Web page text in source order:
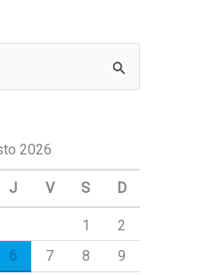
2026
J V S D
1
2
6 7 8
9